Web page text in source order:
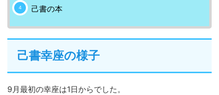
己書の本
己書幸座の様子
9月最初の幸座は1日からでした。